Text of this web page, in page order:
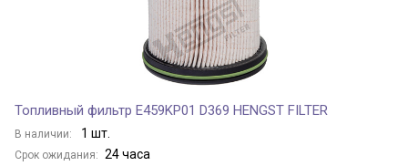
Топливный фильтр E459KP01 D369 HENGST FILTER
В наличии: 1 шт.
Срок ожидания: 24 часа